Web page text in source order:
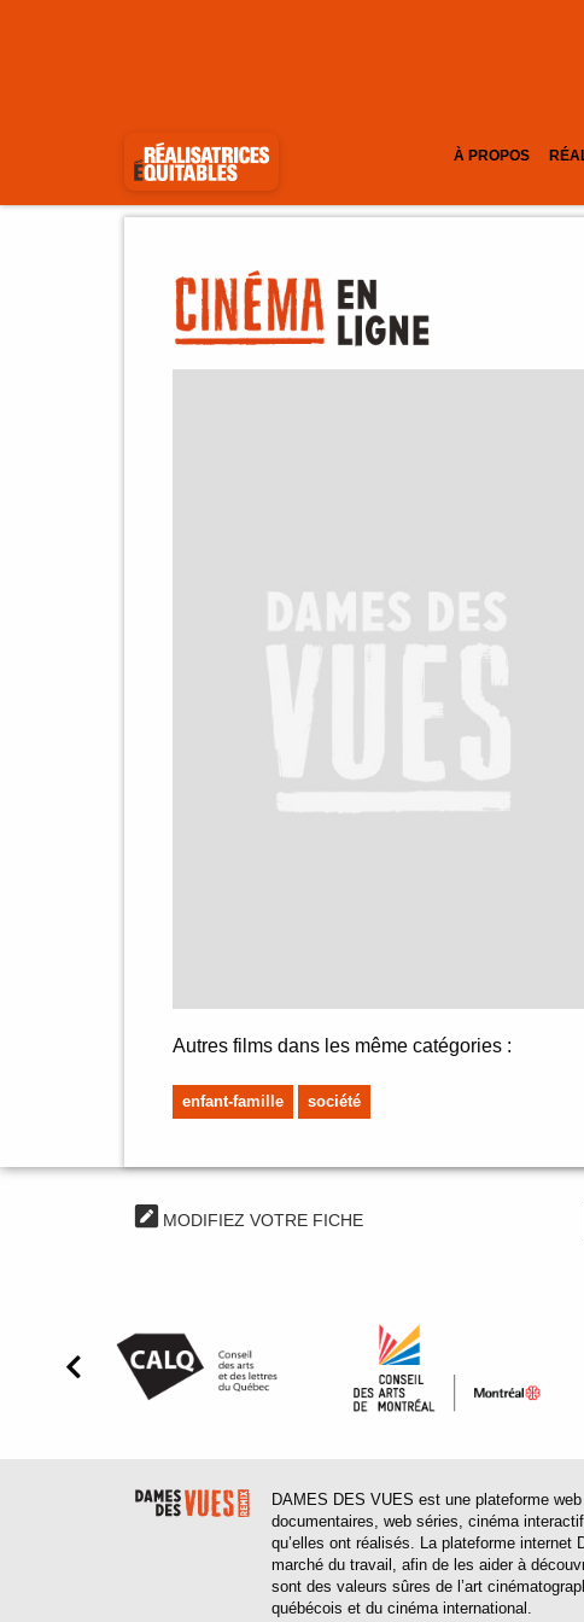
À PROPOS
Autres films dans les même catégories :
enfant-famille société
MODIFIEZ VOTRE FICHE
DAMES DES VUES est une plateforme
documentaires, web séries, cinéma
qu’elles ont réalisés. La plateforme
marché du travail, afin de les aider à
sont des valeurs sûres de l’art
québécois et du cinéma international.